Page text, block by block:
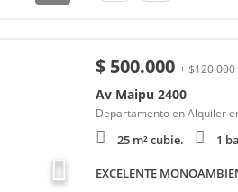
$500.000 +
Av Maipu 2400
Departamento en Alquiler
25 m² cubie. 1
EXCELENTE